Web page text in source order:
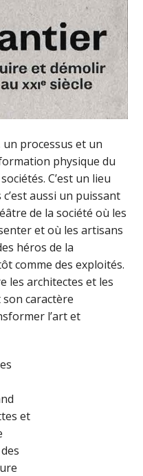
processus et un
physique du
C’est un lieu
aussi un puissant
de la société où les
et où les artisans
héros de la
comme des exploités.
les architectes et les
caractère
l’art et
et